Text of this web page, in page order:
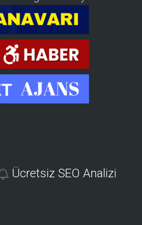
Ücretsiz SEO Analizi